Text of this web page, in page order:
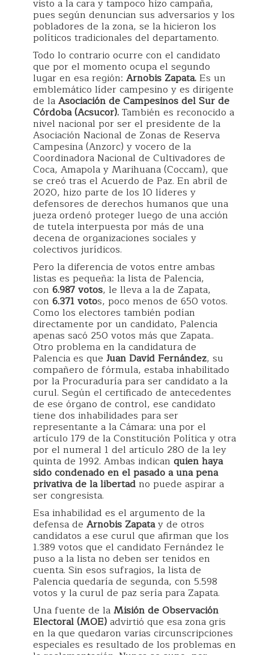
visto a la cara y tampoco hizo campaña,
pues según denuncian sus adversarios y los
pobladores de la zona, se la hicieron los
políticos tradicionales del departamento.
Todo lo contrario ocurre con el candidato
que por el momento ocupa el segundo
lugar en esa región: Arnobis Zapata.Es un
emblemático líder campesino y es dirigente
de laAsociación de Campesinos del Sur de
Córdoba (Acsucor).También es reconocido a
nivel nacional por ser el presidente de la
Asociación Nacional de Zonas de Reserva
Campesina (Anzorc) y vocero de la
Coordinadora Nacional de Cultivadores de
Coca, Amapola y Marihuana (Coccam), que
se creó tras el Acuerdo de Paz. En abril de
2020, hizo parte de los 10 líderes y
defensores de derechos humanos que una
jueza ordenó proteger luego de una acción
de tutela interpuesta por más de una
decena de organizaciones sociales y
colectivos jurídicos.
Pero la diferencia de votos entre ambas
listas es pequeña: la lista de Palencia,
con 6.987 votos, le lleva a la de Zapata,
con 6.371 votos, poco menos de 650 votos.
Como los electores también podían
directamente por un candidato, Palencia
apenas sacó 250 votos más que Zapata..
Otro problema en la candidatura de
Palencia es que Juan David Fernández, su
compañero de fórmula, estaba inhabilitado
por la Procuraduría para ser candidato a la
curul. Según el certificado de antecedentes
de ese órgano de control, ese candidato
tiene dos inhabilidades para ser
representante a la Cámara: una por el
artículo 179 de la Constitución Política y otra
por el numeral 1 del artículo 280 de la ley
quinta de 1992. Ambas indican quien haya
sido condenado en el pasado a una pena
privativa de la libertadno puede aspirar a
ser congresista.
Esa inhabilidad es el argumento de la
defensa de Arnobis Zapatay de otros
candidatos a ese curul que afirman que los
1.389 votos que el candidato Fernández le
puso a la lista no deben ser tenidos en
cuenta. Sin esos sufragios, la lista de
Palencia quedaría de segunda, con 5.598
votos y la curul de paz sería para Zapata.
Una fuente de laMisión de Observación
Electoral (MOE)advirtió que esa zona gris
en la que quedaron varias circunscripciones
especiales es resultado de los problemas en